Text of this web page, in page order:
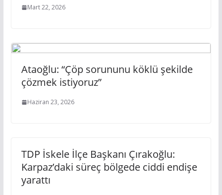
Mart 22, 2026
Ataoğlu: “Çöp sorununu köklü şekilde
çözmek istiyoruz”
Haziran 23, 2026
TDP İskele İlçe Başkanı Çırakoğlu:
Karpaz’daki süreç bölgede ciddi endişe
yarattı